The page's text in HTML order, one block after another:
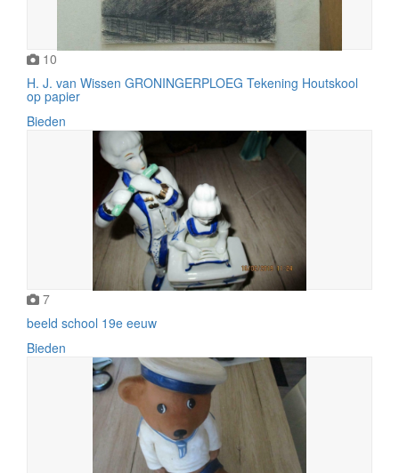
10
H. J. van Wissen GRONINGERPLOEG Tekening Houtskool
op papier
Bieden
7
beeld school 19e eeuw
Bieden